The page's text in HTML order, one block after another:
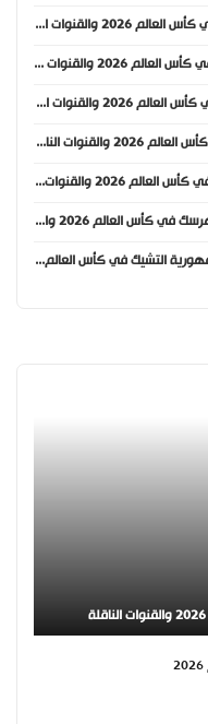
موعد مباراة ألمانيا وكوراساو في كأس العالم 2026 والقنوات الناقلة
موعد مباراة هايتي واسكتلندا في كأس العالم 2026 والقنوات الناقلة
موعد مباراة البرازيل والمغرب في كأس العالم 2026 والقنوات الناقلة
موعد مباراة قطر وسويسرا في كأس العالم 2026 والقنوات الناقلة
موعد مباراة أمريكا والباراغواي في كأس العالم 2026 والقنوات الناقلة
موعد مباراة كندا والبوسنة والهرسك في كأس العالم 2026 والقنوات الناقلة
موعد مباراة كوريا الجنوبية وجمهورية التشيك في كأس العالم 2026 والقنوات الناقلة
موعد مباراة البرتغال والكونغو في كأس العالم 2026